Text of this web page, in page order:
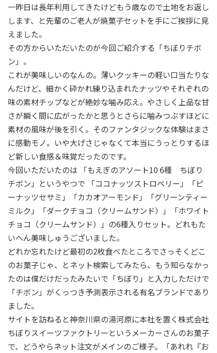
一昨日は長年利用してきたけどもう歳なので土地をお返し
します、と先輩のご老人が焼菓子セットを手にご挨拶に見
えました。
その方からいただいたのが今回ご紹介する「ちぼりチボ
ン」。
これが美味しいのなんの。薄いクッキーの軽い口当たりな
んだけど、細かく砕かれ練り込まれたナッツやそれぞれの
味の素材チップなどが絶妙な噛み応え。やさしく上品な甘
さが瞬く間に広がったかと思うとさらに噛みつぶすほどに
素材の風味が後を引く。そのファンタジックな体験はまさ
に感動モノ。いや大げさじゃなくて本当にうっとりするほ
ど新しい食感＆味覚だったのです。
今回いただいたのは 「もえぎのアソート10 6種 ちぼり
チボン」というやつで 「ココナッツストロベリー」「ピ
ーナッツセサミ」「カカオアーモンド」「グリーンティー
ミルク」「ダークチョコ（クリームサンド）」「ホワイト
チョコ（クリームサンド）」の6種入りセット。どれもた
いへん美味しゅうございました。
どれか忘れたけど最初の2枚食べたところでさっそくどこ
のお菓子じゃ、とネット検索してみたら、もう知らなかっ
たのは僕だけだったみたいで「ちぼり」と入力しただけで
「チボン」がくっつき予測表示される有名ブランドであり
ました。
サイトを訪ねると神奈川県の湯河原に本社を置く株式会社
ちぼりスイーツファクトリーというメーカーさんのお菓子
で、どうやらネット注文がメインのご様子。「あれれ『お